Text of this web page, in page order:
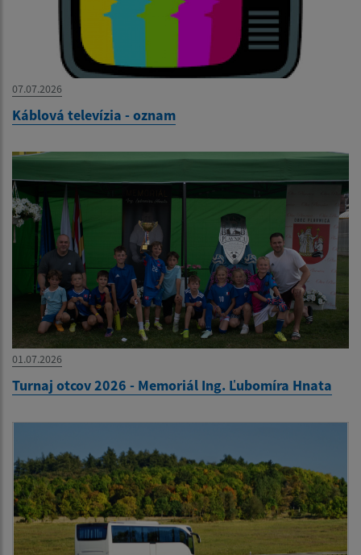
07.07.2026
Káblová televízia - oznam
01.07.2026
Turnaj otcov 2026 - Memoriál Ing. Ľubomíra Hnata